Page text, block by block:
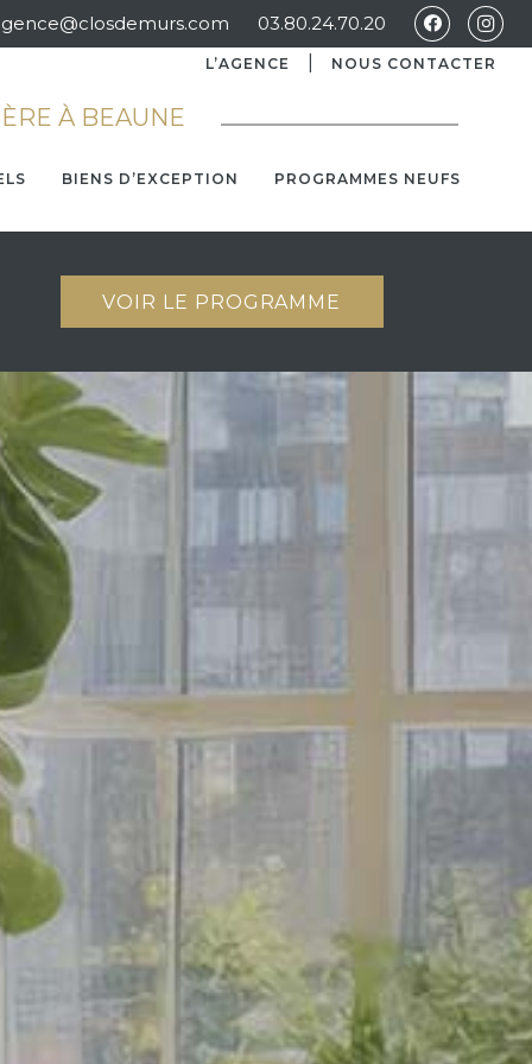
03.80.24.70.20
L’AGENCE NOUS CONTACTER
À BEAUNE
BIENS D’EXCEPTION PROGRAMMES NEUFS
VOIR LE PROGRAMME